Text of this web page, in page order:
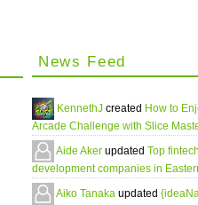
News Feed
KennethJ created How to
Arcade Challenge with Slice
Aide Aker updated Top
development companies in
Aiko Tanaka updated